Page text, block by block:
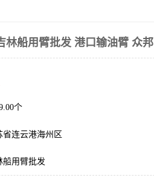
林船用臂批发 港口输油臂 众邦
个
省连云港海州区
船用臂批发